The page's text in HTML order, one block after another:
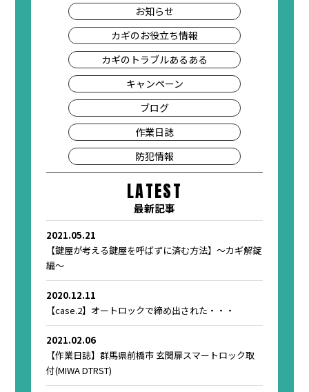
お知らせ
カギのお役立ち情報
カギのトラブルあるある
キャンペーン
ブログ
作業日誌
防犯情報
LATEST
最新記事
2021.05.21
【鍵屋が考える鍵屋を呼ばずに済む方法】～カギ解錠
編～
2020.12.11
【case.2】オートロックで締め出された・・・
2021.02.06
【作業日誌】群馬県前橋市 玄関扉スマートロック取
付(MIWA DTRST)